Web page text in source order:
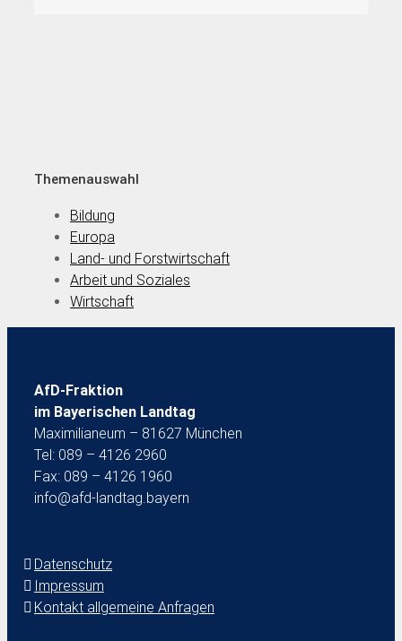
Themenauswahl
Bildung
Europa
Land- und Forstwirtschaft
Arbeit und Soziales
Wirtschaft
AfD-Fraktion
im Bayerischen Landtag
Maximilianeum – 81627 München
Tel: 089 – 4126 2960
Fax: 089 – 4126 1960
info@afd-landtag.bayern
Datenschutz
Impressum
Kontakt allgemeine Anfragen